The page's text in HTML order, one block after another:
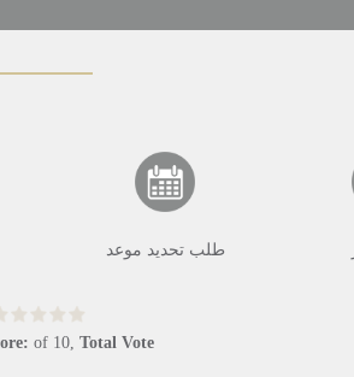
طلب تحديد موعد
of 10 Total Vote: